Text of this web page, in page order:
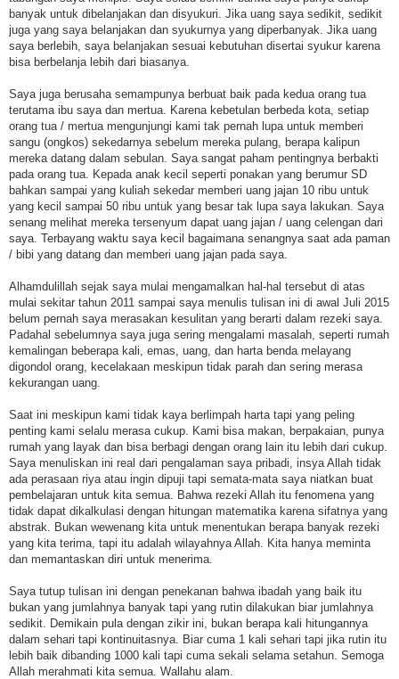
banyak untuk dibelanjakan dan disyukuri. Jika uang saya sedikit, sedikit
juga yang saya belanjakan dan syukurnya yang diperbanyak. Jika uang
saya berlebih, saya belanjakan sesuai kebutuhan disertai syukur karena
bisa berbelanja lebih dari biasanya.
Saya juga berusaha semampunya berbuat baik pada kedua orang tua
terutama ibu saya dan mertua. Karena kebetulan berbeda kota, setiap
orang tua / mertua mengunjungi kami tak pernah lupa untuk memberi
sangu (ongkos) sekedarnya sebelum mereka pulang, berapa kalipun
mereka datang dalam sebulan. Saya sangat paham pentingnya berbakti
pada orang tua. Kepada anak kecil seperti ponakan yang berumur SD
bahkan sampai yang kuliah sekedar memberi uang jajan 10 ribu untuk
yang kecil sampai 50 ribu untuk yang besar tak lupa saya lakukan. Saya
senang melihat mereka tersenyum dapat uang jajan / uang celengan dari
saya. Terbayang waktu saya kecil bagaimana senangnya saat ada paman
/ bibi yang datang dan memberi uang jajan pada saya.
Alhamdulillah sejak saya mulai mengamalkan hal-hal tersebut di atas
mulai sekitar tahun 2011 sampai saya menulis tulisan ini di awal Juli 2015
belum pernah saya merasakan kesulitan yang berarti dalam rezeki saya.
Padahal sebelumnya saya juga sering mengalami masalah, seperti rumah
kemalingan beberapa kali, emas, uang, dan harta benda melayang
digondol orang, kecelakaan meskipun tidak parah dan sering merasa
kekurangan uang.
Saat ini meskipun kami tidak kaya berlimpah harta tapi yang peling
penting kami selalu merasa cukup. Kami bisa makan, berpakaian, punya
rumah yang layak dan bisa berbagi dengan orang lain itu lebih dari cukup.
Saya menuliskan ini real dari pengalaman saya pribadi, insya Allah tidak
ada perasaan riya atau ingin dipuji tapi semata-mata saya niatkan buat
pembelajaran untuk kita semua. Bahwa rezeki Allah itu fenomena yang
tidak dapat dikalkulasi dengan hitungan matematika karena sifatnya yang
abstrak. Bukan wewenang kita untuk menentukan berapa banyak rezeki
yang kita terima, tapi itu adalah wilayahnya Allah. Kita hanya meminta
dan memantaskan diri untuk menerima.
Saya tutup tulisan ini dengan penekanan bahwa ibadah yang baik itu
bukan yang jumlahnya banyak tapi yang rutin dilakukan biar jumlahnya
sedikit. Demikain pula dengan zikir ini, bukan berapa kali hitungannya
dalam sehari tapi kontinuitasnya. Biar cuma 1 kali sehari tapi jika rutin itu
lebih baik dibanding 1000 kali tapi cuma sekali selama setahun. Semoga
Allah merahmati kita semua. Wallahu alam.